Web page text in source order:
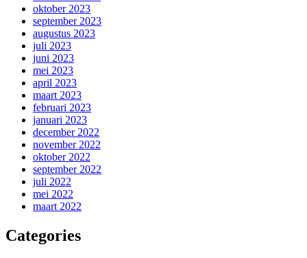
oktober 2023
september 2023
augustus 2023
juli 2023
juni 2023
mei 2023
april 2023
maart 2023
februari 2023
januari 2023
december 2022
november 2022
oktober 2022
september 2022
juli 2022
mei 2022
maart 2022
Categories